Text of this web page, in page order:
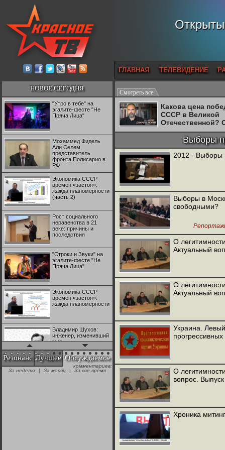
ГЛАВНАЯ ТЕЛЕВИДЕНИЕ
НОВОЕ СЕГОДНЯ
"Утро в тебе" на
эгалите-фесте "Не
Пряча Лица"
Мохаммед Фидель
Али Селем,
представитель
фронта Полисарио в
РФ
Экономика СССР
времен «застоя»:
жажда планомерности
(часть 2)
Рост социального
неравенства в 21
веке: причины и
последствия
"Строки и Звуки" на
эгалите-фесте "Не
Пряча Лица"
Экономика СССР
времен «застоя»:
жажда планомерности
Владимир Шухов:
инженер, изменивший
мир
"Аркадий Коц" на
эгалите-фесте "Не
Резонанс Лучшее Обсуждаемое
комментариев:
За неделю
| За месяц | За все время
Смотреть все
Какова цена
СССР в Великой
Отечественной?
Двуреченский о
потерянной
Выборы
2012 - Выборы
Выборы в
свободными?
О
Актуальный
О
Актуальный
Украина.
О
вопрос.
Хроника